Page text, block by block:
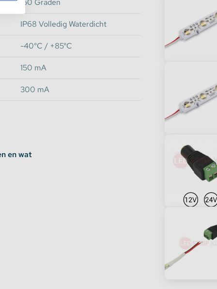
150 Graden
IP68 Volledig Waterdicht
-40°C / +85°C
150 mA
300 mA
en wat